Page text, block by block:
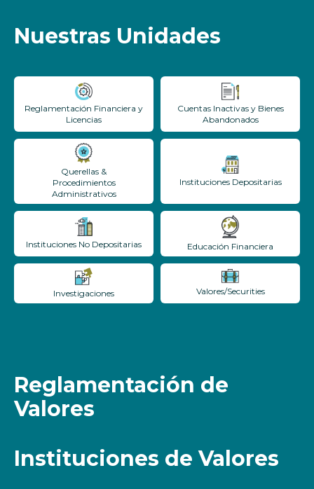
Nuestras Unidades
Reglamentación Financiera y
Licencias
Cuentas Inactivas y Bienes
Abandonados
Querellas &
Procedimientos
Administrativos
Instituciones Depositarias
Instituciones No Depositarias Educación Financiera
Investigaciones Valores/Securities
Reglamentación de
Valores
Instituciones de Valores